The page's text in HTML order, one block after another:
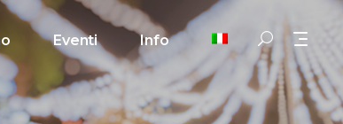
Eventi Info